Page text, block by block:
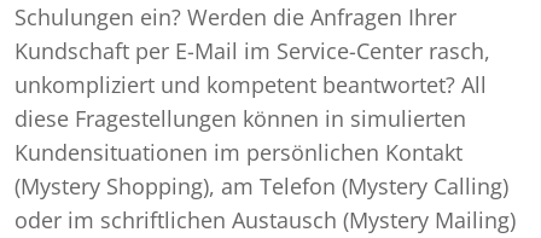
Schulungen ein? Werden die Anfragen Ihrer
Kundschaft per E-Mail im Service-Center rasch,
unkompliziert und kompetent beantwortet? All
diese Fragestellungen können in simulierten
Kundensituationen im persönlichen Kontakt
(Mystery Shopping), am Telefon (Mystery Calling)
oder im schriftlichen Austausch (Mystery Mailing)